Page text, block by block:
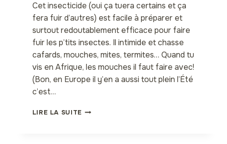
Cet insecticide (oui ça tuera certains et ça
fera fuir d’autres) est facile à préparer et
surtout redoutablement efficace pour faire
fuir les p’tits insectes. Il intimide et chasse
cafards, mouches, mites, termites… Quand tu
vis en Afrique, les mouches il faut faire avec!
(Bon, en Europe il y’en a aussi tout plein l’Été
c’est…
LIRE LA SUITEMON